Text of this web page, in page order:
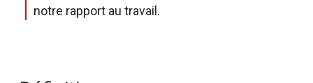
notre rapport au travail.